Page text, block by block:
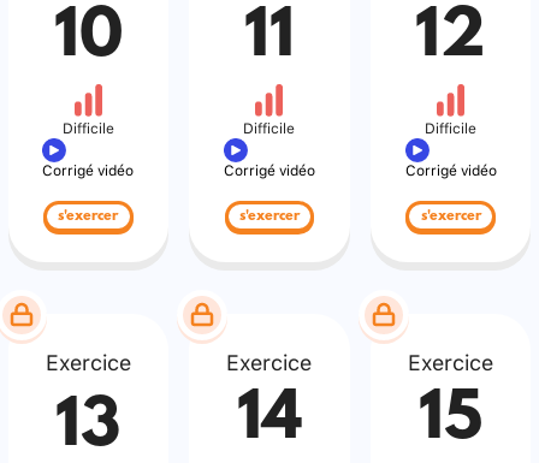
10
Difficile
Corrigé vidéo
s'exercer
11
Difficile
Corrigé vidéo
s'exercer
12
Difficile
Corrigé vidéo
s'exercer
Exercice
13
Exercice
14
Exercice
15